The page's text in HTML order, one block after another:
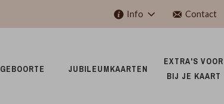
Info Contact
GEBOORTE JUBILEUMKAARTEN
EXTRA'S VOOR
BIJ JE KAART